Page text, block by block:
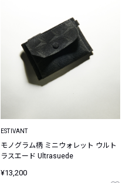
ESTIVANT
モノグラム柄 ミニウォレット ウルト
ラスエード Ultrasuede
¥13,200